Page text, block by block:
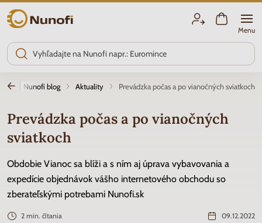
Nunofi.sk
Menu
Nunofi blog Aktuality Prevádzka počas a po vianočných sviatkoch
Prevádzka počas a po vianočných
sviatkoch
Obdobie Vianoc sa blíži a s ním aj úprava vybavovania a
expedície objednávok vášho internetového obchodu so
zberateľskými potrebami Nunofi.sk
2 min. čítania 09.12.2022